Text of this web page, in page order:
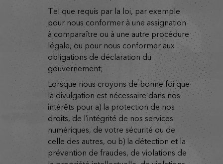
tel que requis par la loi, par exemple
pour nous conformer à une assignation
à comparaître ou à une autre procédure
légale, ou pour nous conformer aux
obligations de déclaration du
gouvernement;
lorsque nous croyons de bonne foi que
la divulgation est nécessaire dans nos
intérêts pour a) la protection de nos
droits, de l’intégrité de nos services
numériques, de votre sécurité ou de
celle des autres, ou b) la détection et la
prévention de fraudes, de violations de